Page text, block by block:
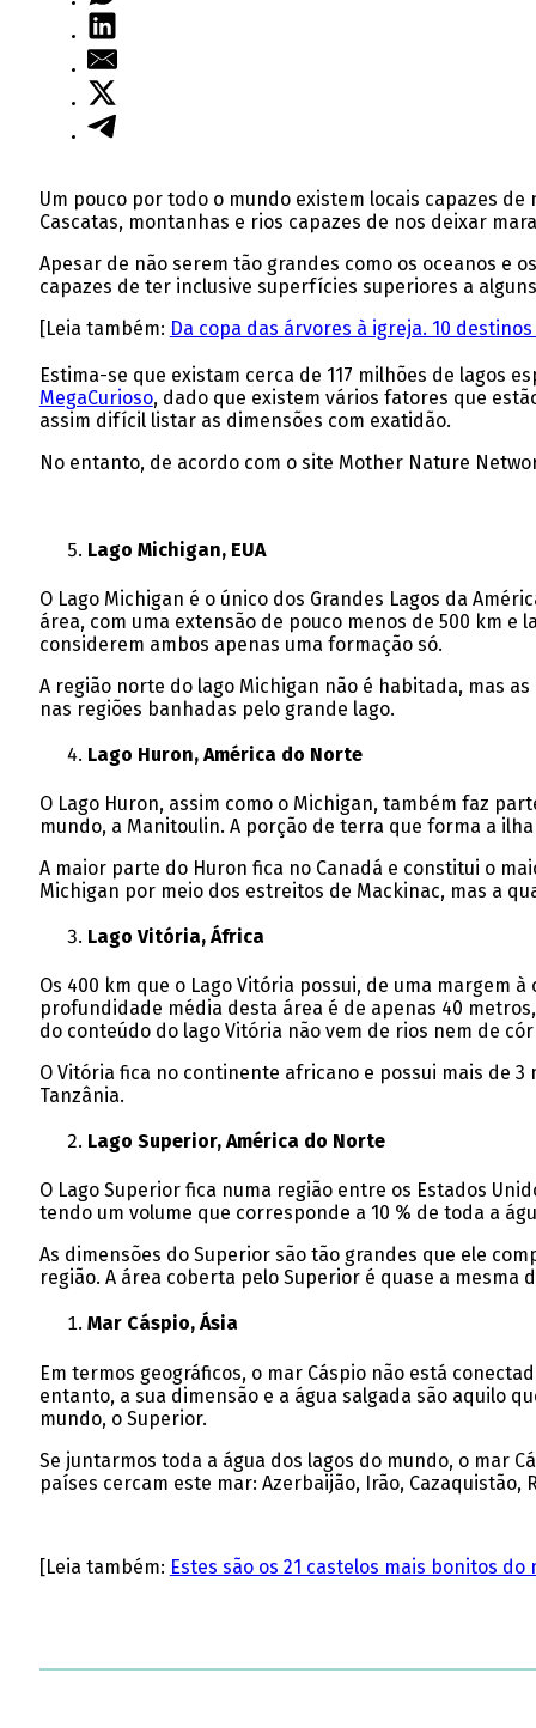
Um pouco por todo o mundo existem locais capazes
Cascatas, montanhas e rios capazes de nos deixar
Apesar de não serem tão grandes como os oceanos e
capazes de ter inclusive superfícies superiores a
[Leia também: Da copa das árvores à igreja. 10
Estima-se que existam cerca de 117 milhões de lagos
MegaCurioso, dado que existem vários fatores que
assim difícil listar as dimensões com exatidão.
No entanto, de acordo com o site Mother Nature
Lago Michigan, EUA
O Lago Michigan é o único dos Grandes Lagos da
área, com uma extensão de pouco menos de 500 km
considerem ambos apenas uma formação só.
A região norte do lago Michigan não é habitada, mas
nas regiões banhadas pelo grande lago.
Lago Huron, América do Norte
O Lago Huron, assim como o Michigan, também faz
mundo, a Manitoulin. A porção de terra que forma a
A maior parte do Huron fica no Canadá e constitui o
Michigan por meio dos estreitos de Mackinac, mas a
Lago Vitória, África
Os 400 km que o Lago Vitória possui, de uma margem
profundidade média desta área é de apenas 40
do conteúdo do lago Vitória não vem de rios nem de
O Vitória fica no continente africano e possui mais de 3
Tanzânia.
Lago Superior, América do Norte
O Lago Superior fica numa região entre os Estados
tendo um volume que corresponde a 10 % de toda a
As dimensões do Superior são tão grandes que ele
região. A área coberta pelo Superior é quase a mesma
Mar Cáspio, Ásia
Em termos geográficos, o mar Cáspio não está
entanto, a sua dimensão e a água salgada são aquilo
mundo, o Superior.
Se juntarmos toda a água dos lagos do mundo, o mar
países cercam este mar: Azerbaijão, Irão, Cazaquistão,
[Leia também: Estes são os 21 castelos mais bonitos